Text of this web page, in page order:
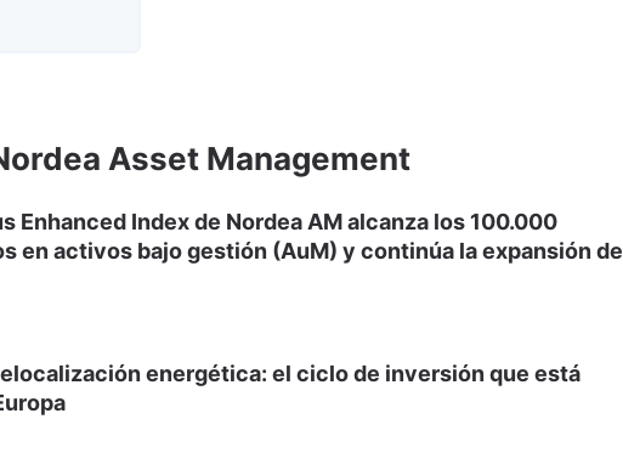
Asset Management
Enhanced Index de Nordea AM alcanza los 100.000
en activos bajo gestión (AuM) y continúa la expansión de
energética: el ciclo de inversión que está